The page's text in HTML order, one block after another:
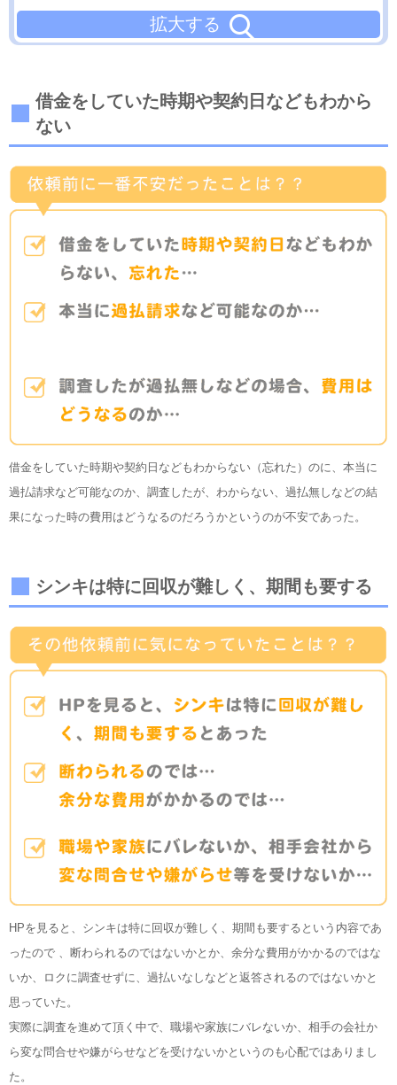
拡大する
借金をしていた時期や契約日などもわから
ない
借金をしていた時期や契約日などもわからない（忘れた）のに、本当に
過払請求など可能なのか、調査したが、わからない、過払無しなどの結
果になった時の費用はどうなるのだろうかというのが不安であった。
シンキは特に回収が難しく、期間も要する
HPを見ると、シンキは特に回収が難しく、期間も要するという内容であ
ったので 、断わられるのではないかとか、余分な費用がかかるのではな
いか、ロクに調査せずに、過払いなしなどと返答されるのではないかと
思っていた。
実際に調査を進めて頂く中で、職場や家族にバレないか、相手の会社か
ら変な問合せや嫌がらせなどを受けないかというのも心配ではありまし
た。